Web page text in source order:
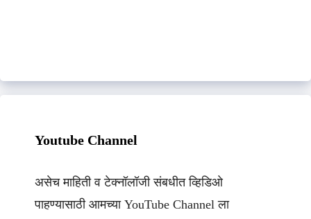
Youtube Channel
असेच माहिती व टेक्नॉलॉजी संबधीत व्हिडिओ
पाहण्यासाठी आमच्या YouTube Channel ला